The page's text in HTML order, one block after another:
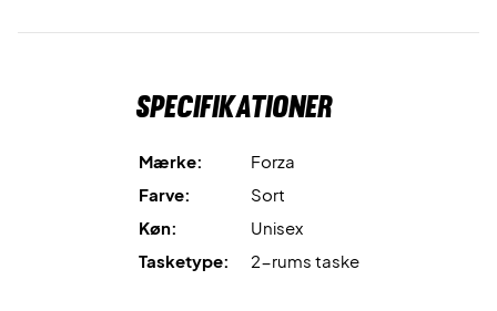
Specifikationer
Mærke:
Forza
Farve:
Sort
Køn:
Unisex
Tasketype:
2-rums taske